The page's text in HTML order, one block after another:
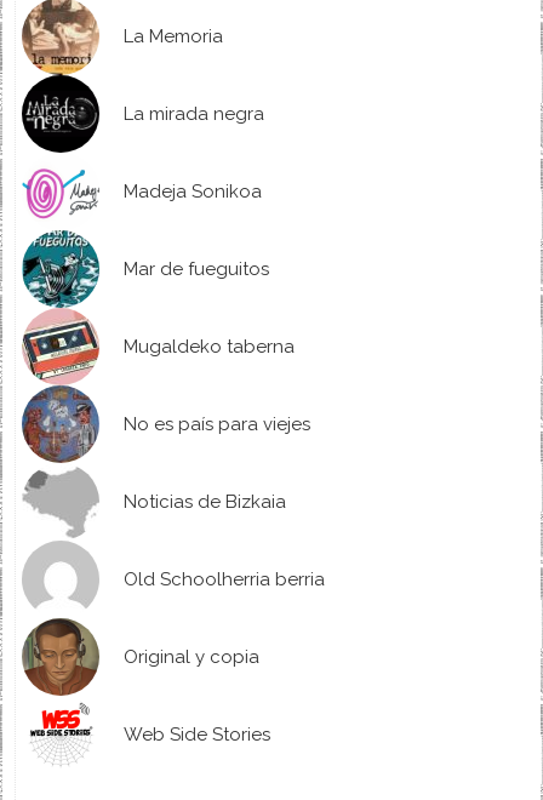
La Memoria
La mirada negra
Madeja Sonikoa
Mar de fueguitos
Mugaldeko taberna
No es país para viejes
Noticias de Bizkaia
Old Schoolherria berria
Original y copia
Web Side Stories